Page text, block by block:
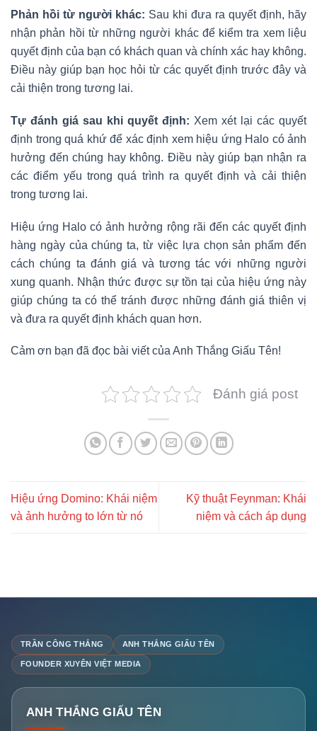
Phản hồi từ người khác: Sau khi đưa ra quyết định, hãy
nhận phản hồi từ những người khác để kiểm tra xem liệu
quyết định của bạn có khách quan và chính xác hay không.
Điều này giúp bạn học hỏi từ các quyết định trước đây và
cải thiện trong tương lai.
Tự đánh giá sau khi quyết định: Xem xét lại các quyết
định trong quá khứ để xác định xem hiệu ứng Halo có ảnh
hưởng đến chúng hay không. Điều này giúp bạn nhận ra
các điểm yếu trong quá trình ra quyết định và cải thiện
trong tương lai.
Hiệu ứng Halo có ảnh hưởng rộng rãi đến các quyết định
hàng ngày của chúng ta, từ việc lựa chọn sản phẩm đến
cách chúng ta đánh giá và tương tác với những người
xung quanh. Nhận thức được sự tồn tại của hiệu ứng này
giúp chúng ta có thể tránh được những đánh giá thiên vị
và đưa ra quyết định khách quan hơn.
Cảm ơn bạn đã đọc bài viết của Anh Thắng Giấu Tên!
Đánh giá post
Hiệu ứng Domino: Khái niệm
và ảnh hưởng to lớn từ nó
Kỹ thuật Feynman: Khái
niệm và cách áp dụng
TRẦN CÔNG THẮNG ANH THẮNG GIẤU TÊN
FOUNDER XUYÊN VIỆT MEDIA
ANH THẮNG GIẤU TÊN